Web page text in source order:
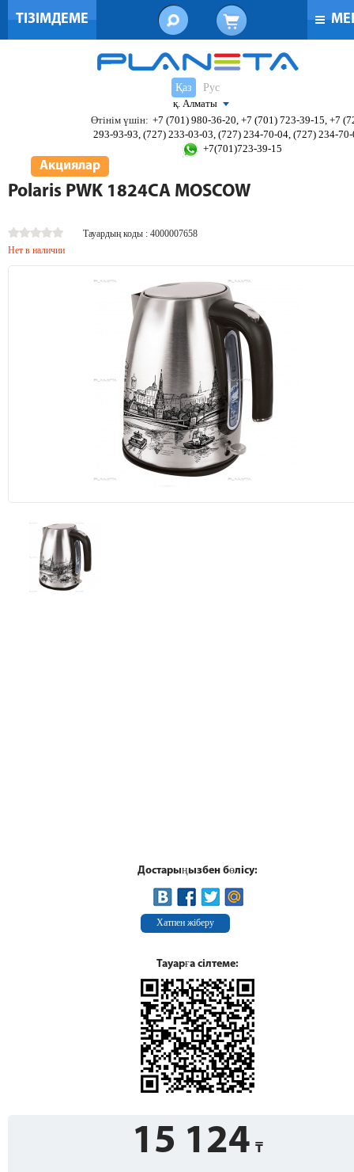
ТІЗІМДЕМЕ
Қаз
Рус
қ. Алматы
Өтінім үшін: +7 (701) 980-36-20, +7 (701) 723-39-15, +7
293-93-93, (727) 233-03-03, (727) 234-70-04, (727) 234-
+7(701)723-39-15
Акциялар
Polaris PWK 1824CA MOSCOW
Тауардың коды : 4000007658
Нет в наличии
Достарыңызбен бөлісу:
Хатпен жіберу
Тауарға сілтеме:
15 124